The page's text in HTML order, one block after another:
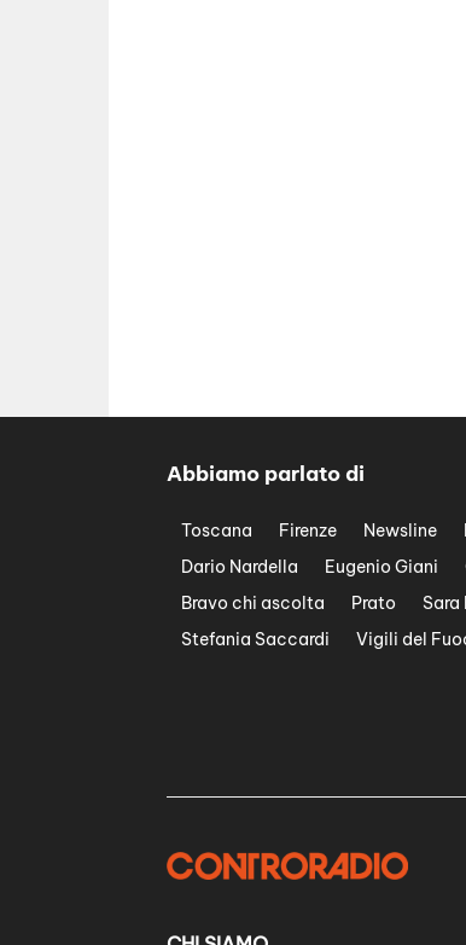
Abbiamo parlato di
Toscana Firenze Newsline
Dario Nardella
Eugenio Giani
Bravo chi ascolta
Prato Sara
Stefania Saccardi
Vigili del